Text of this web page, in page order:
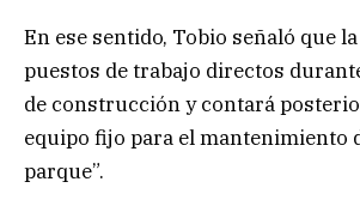
En ese sentido, Tobio señaló que
puestos de trabajo directos
de construcción y contará
equipo fijo para el mantenimiento
parque”.